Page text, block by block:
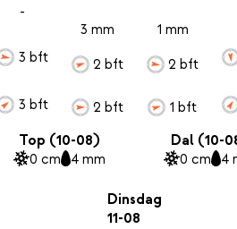
-
3 bft
3 bft
3 mm
2 bft
2 bft
1 mm
2 bft
1 bft
Top (10-08)
0 cm 4 mm
Dal (10-
0 cm 4
Dinsdag
11-08